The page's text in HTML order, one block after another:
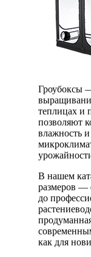
Гроубоксы
теплицах и
позволяют
влажность и
В нашем
размеров —
до
как для